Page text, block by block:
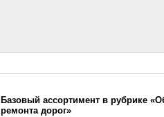
Базовый ассортимент в рубрике
ремонта дорог»